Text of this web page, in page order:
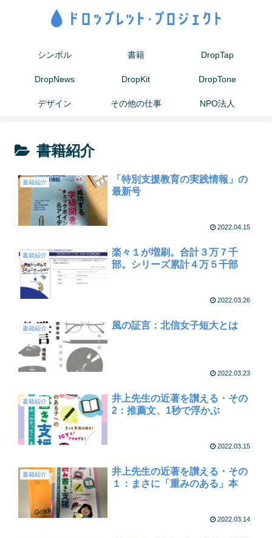
シンボル 書籍 DropTap
DropNews DropKit DropTone
デザイン その他の仕事 NPO法人
書籍紹介
書籍紹介
「特別支援教育の実践情報」の
最新号
2022.04.15
書籍紹介
楽々１が増刷。合計３万７千
部。シリーズ累計４万５千部
2022.03.26
書籍紹介 風の証言：北信女子短大とは
2022.03.23
書籍紹介
井上先生の近著を讃える・その
2：推薦文、1秒で浮かぶ
2022.03.15
書籍紹介
井上先生の近著を讃える・その
１：まさに「重みのある」本
2022.03.14